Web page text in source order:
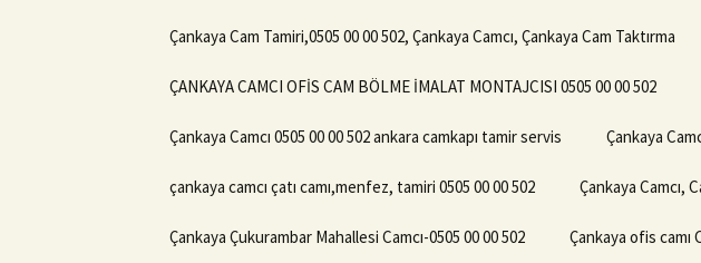
Çankaya Cam Tamiri,0505 00 00 502, Çankaya Camcı, Çankaya Cam Taktırma
ÇANKAYA CAMCI OFİS CAM BÖLME İMALAT MONTAJCISI 0505 00 00 502
Çankaya Camcı 0505 00 00 502 ankara camkapı tamir servis Çankaya
çankaya camcı çatı camı,menfez, tamiri 0505 00 00 502 Çankaya Camcı,
Çankaya Çukurambar Mahallesi Camcı-0505 00 00 502 Çankaya ofis camı